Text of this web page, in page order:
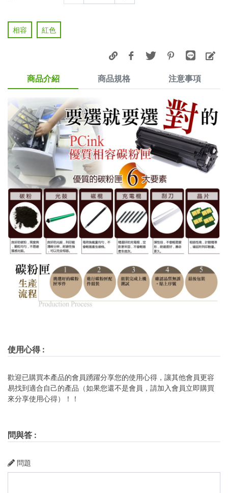
相容 紅色
商品介紹 商品規格 注意事項
使用心得:
歡迎已購買本產品的會員踴躍分享您的使用心得，讓其他會員更容
易找到適合自己的產品（如果您還不是會員，請加入會員立即購買
來分享使用心得）！！
問與答 :
問題